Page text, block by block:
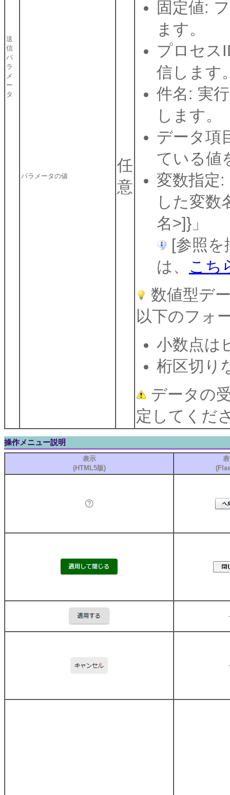
送
信
パ
ラ
メ
ー
タ
パラメータの値
任
意
固定値:
ます。
プロセス
信します
件名: 実
します。
データ項
ている値
変数指定
した変数
名>]}」
[参照
は、 こち
数値型デ
以下のフォ
小数点は
桁区切り
データの
定してくだ
操作メニュー説明
表示
(HTML5版)
-
-